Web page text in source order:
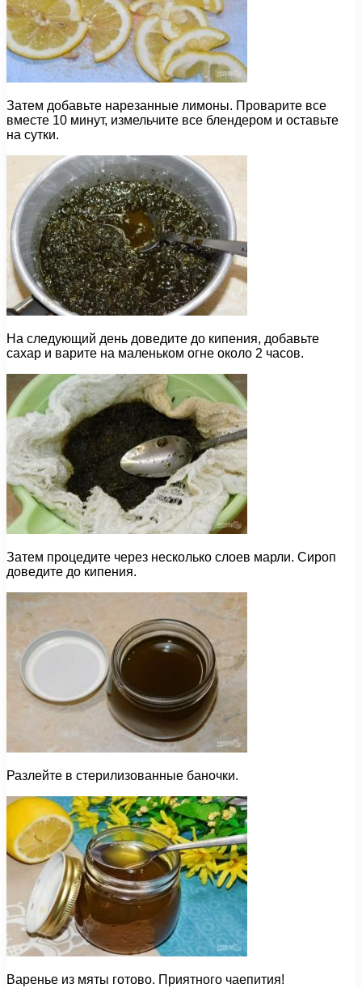
Затем добавьте нарезанные лимоны. Проварите все
вместе 10 минут, измельчите все блендером и оставьте
на сутки.
На следующий день доведите до кипения, добавьте
сахар и варите на маленьком огне около 2 часов.
Затем процедите через несколько слоев марли. Сироп
доведите до кипения.
Разлейте в стерилизованные баночки.
Варенье из мяты готово. Приятного чаепития!